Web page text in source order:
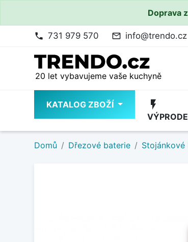
Doprava
phone 731 979 570 mail_outline info@trendo.cz
20 let vybavujeme vaše kuchyně
KATALOG ZBOŽÍ flash_on
Domů Dřezové baterie